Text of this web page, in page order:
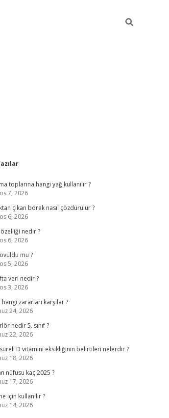
toplarına hangi yağ kullanılır ?
7, 2026
çıkan börek nasıl çözdürülür ?
6, 2026
özelliği nedir ?
6, 2026
mu ?
5, 2026
veri nedir ?
3, 2026
hangi zararları karşılar ?
24, 2026
nedir 5. sınıf ?
22, 2026
D vitamini eksikliğinin belirtileri nelerdir ?
18, 2026
nüfusu kaç 2025 ?
17, 2026
için kullanılır ?
14, 2026